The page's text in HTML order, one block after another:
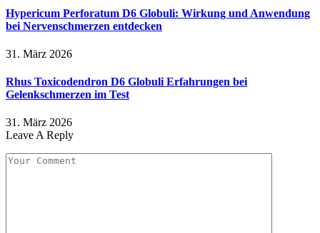
Hypericum Perforatum D6 Globuli: Wirkung und Anwendung
bei Nervenschmerzen entdecken
31. März 2026
Rhus Toxicodendron D6 Globuli Erfahrungen bei
Gelenkschmerzen im Test
31. März 2026
Leave A Reply